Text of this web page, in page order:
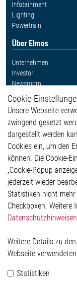
Infotainment
Lighting
Powertrain
Über Elmos
Unternehmen
Investor
Newsroom
Weitere Links
Glossar
Kontakt
Impressum
Datenschutzerklärung
Cookie-Popup anzeigen
Elmos Semiconductor
Werkstättenstraße 18
Telefon: +49 (0) 2171 /
Cookie-
Unsere Webseite
zwingend gesetzt
dargestellt werden
Cookies ein, um den
können. Die Cookie-
„Cookie-Popup
jederzeit wieder
Statistiken nicht mehr
Checkboxen. Weitere
Datenschutzhinweisen
Weitere Details zu
Webseite
Statistiken